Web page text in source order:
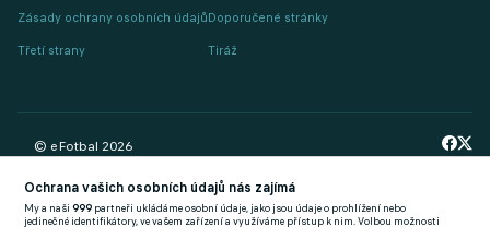
Zásady ochrany osobních údajů
Třetí strany
Doporučené stránky
Tiráž
© eFotbal 2026
Ochrana vašich osobních údajů nás zajímá
My a naši999 partneři ukládáme osobní údaje, jako jsou údaje o prohlížení nebo
jedinečné identifikátory, ve vašem zařízení a využíváme přístup k nim. Volbou možnosti